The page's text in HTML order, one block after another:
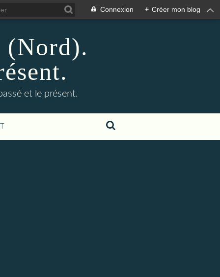
Connexion + Créer mon blog
et le présent.